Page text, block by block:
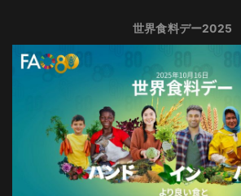
世界食料デー2025